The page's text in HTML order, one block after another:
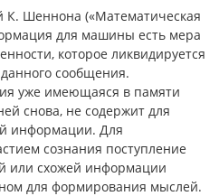
К. Шеннона («Математическая
для машины есть мера
которое ликвидируется
сообщения.
уже имеющаяся в памяти
снова, не содержит для
информации. Для
сознания поступление
или схожей информации
для формирования мыслей.